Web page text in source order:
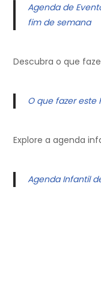
Agenda de
fim de semana
Descubra o que
O que fazer este
Explore a agenda
Agenda Infantil